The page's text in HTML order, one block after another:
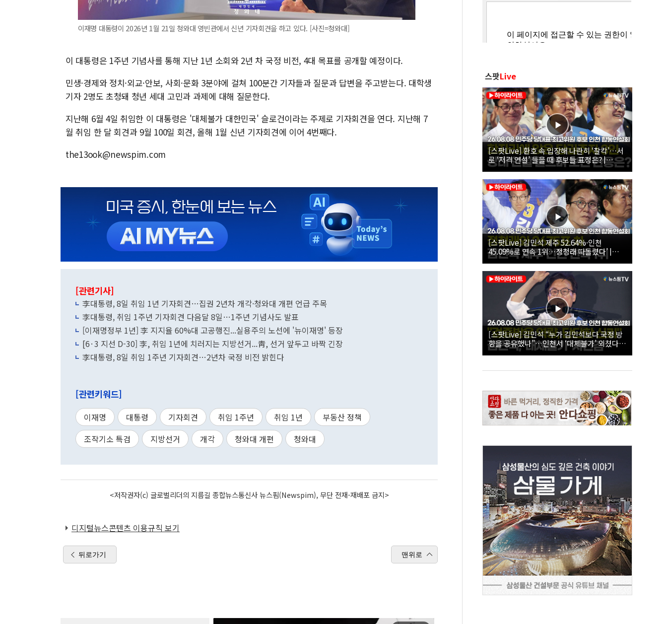
이재명 대통령이 2026년 1월 21일 청와대 영빈관에서 신년 기자회견을 하고 있다. [사진=청와대]
이 대통령은 1주년 기념사를 통해 지난 1년 소회와 2년 차 국정 비전, 4대 목표를 공개할 예정이다.
민생·경제와 정치·외교·안보, 사회·문화 3분야에 걸쳐 100분간 기자들과 질문과 답변을 주고받는다. 대학생
기자 2명도 초청돼 청년 세대 고민과 과제에 대해 질문한다.
지난해 6월 4일 취임한 이 대통령은 '대체불가 대한민국' 슬로건이라는 주제로 기자회견을 연다. 지난해 7
월 취임 한 달 회견과 9월 100일 회견, 올해 1월 신년 기자회견에 이어 4번째다.
the13ook@newspim.com
[관련기사]
李대통령, 8일 취임 1년 기자회견…집권 2년차 개각·청와대 개편 언급 주목
李대통령, 취임 1주년 기자회견 다음달 8일…1주년 기념사도 발표
[이재명정부 1년] 李 지지율 60%대 고공행진...실용주의 노선에 '뉴이재명' 등장
[6·3 지선 D-30] 李, 취임 1년에 치러지는 지방선거...靑, 선거 앞두고 바짝 긴장
李대통령, 8일 취임 1주년 기자회견…2년차 국정 비전 밝힌다
[관련키워드]
이재명 대통령 기자회견 취임 1주년 취임 1년
부동산 정책
조작기소 특검
지방선거 개각 청와대 개편 청와대
<저작권자(c) 글로벌리더의 지름길 종합뉴스통신사 뉴스핌(Newspim), 무단 전재-재배포 금지>
디지털뉴스콘텐츠 이용규칙 보기
뒤로가기 맨위로
스팟Live
[스팟Live] 환호 속 입장해 나란히 ‘찰칵’…서
로 ‘저격 연설’ 들을 때 후보들 표정은? |
26.08.08 더불어민주당 당대표·최고위원 후
보 인천 합동연설회
[스팟Live] 김민석 제주 52.64%·인천
45.09%로 연속 1위…정청래 따돌렸다’ |
26.08.08 더불어민주당 당대표·최고위원 후
보 인천 합동연설회
[스팟Live] 김민석 “누가 김민석보다 국정 방
향을 공유했나”…인천서 ‘대체불가’ 외쳤다 |
26.08.08 더불어민주당 당대표·최고위원 후